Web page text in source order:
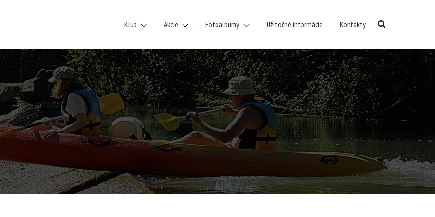
Klub Akcie Fotoalbumy Užitočné informácie Kontakty